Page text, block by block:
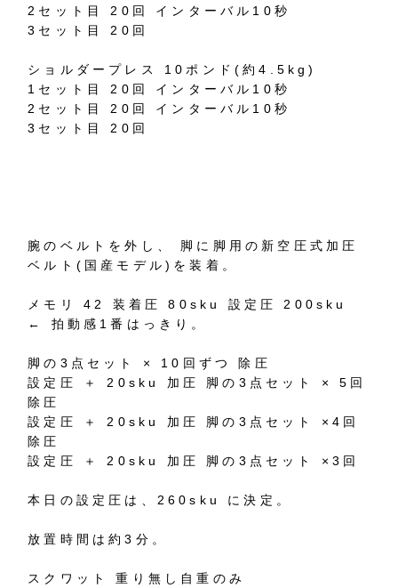
2セット目 20回 インターバル10秒
3セット目 20回
ショルダープレス 10ポンド(約4.5kg)
1セット目 20回 インターバル10秒
2セット目 20回 インターバル10秒
3セット目 20回
腕のベルトを外し、 脚に脚用の新空圧式加圧
ベルト(国産モデル)を装着。
メモリ 42 装着圧 80sku 設定圧 200sku
← 拍動感1番はっきり。
脚の3点セット × 10回ずつ 除圧
設定圧 ＋ 20sku 加圧 脚の3点セット × 5回
除圧
設定圧 ＋ 20sku 加圧 脚の3点セット ×4回
除圧
設定圧 ＋ 20sku 加圧 脚の3点セット ×3回
本日の設定圧は、260sku に決定。
放置時間は約3分。
スクワット 重り無し自重のみ